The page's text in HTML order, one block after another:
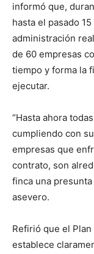
informó que,
hasta el pasado
administración
de 60 empresas
tiempo y forma la
ejecutar.
“Hasta ahora
cumpliendo con
empresas que
contrato, son
finca una
asevero.
Refirió que el
establece